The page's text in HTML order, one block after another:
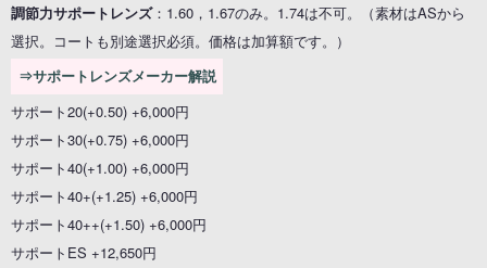
調節力サポートレンズ：1.60，1.67のみ。1.74は不可。（素材はASから
選択。コートも別途選択必須。価格は加算額です。）
⇒サポートレンズメーカー解説
サポート20(+0.50) +6,000円
サポート30(+0.75) +6,000円
サポート40(+1.00) +6,000円
サポート40+(+1.25) +6,000円
サポート40++(+1.50) +6,000円
サポートES +12,650円